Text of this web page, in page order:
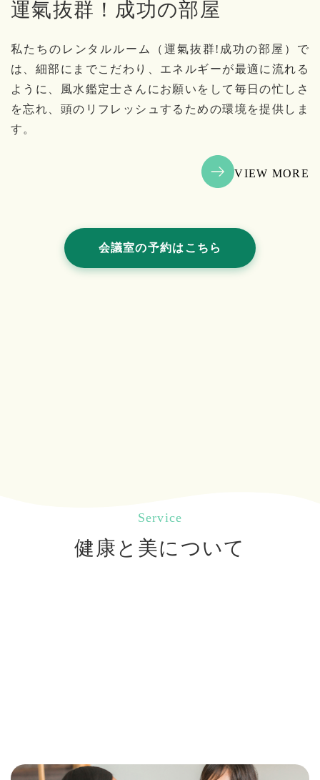
運氣抜群！成功の部屋
私たちのレンタルルーム（運氣抜群!成功の部屋）で
は、細部にまでこだわり、エネルギーが最適に流れる
ように、風水鑑定士さんにお願いをして毎日の忙しさ
を忘れ、頭のリフレッシュするための環境を提供しま
す。
VIEW MORE
会議室の予約はこちら
Service
健康と美について